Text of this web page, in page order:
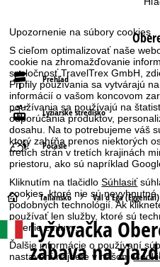
Upozornenie na súbory cookies
S cieľom optimalizovať naše
cookie na zhromažďovanie
spoločnosť TravelTrex GmbH,
Profily používania sa vytvárajú
informácií o vašom koncovom
používania sa používajú na
odporúčania produktov,
dosahu. Na to potrebujeme váš
ktorý zahŕňa prenos niektorých
tretích strán v tretích krajinách
priestoru, ako sú napríklad
Kliknutím na tlačidloSúhlasiť
cookies, ktoré nie sú
podobných technológií. Ak
používať len služby, ktoré sú
plnenie zmluvy.
Ďalšie informácie o používaní
nastavení nájdete v našom
Prehľad
Lyžiarske stredisko
Počasie
H
l
a
Taliansko Val d'Ega (Eggental)
Lyžovačka
zábava na